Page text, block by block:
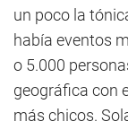
un poco la
había eventos
o 5.000
geográfica con
más chicos.